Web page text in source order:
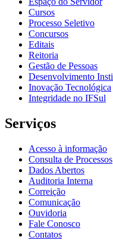
Cursos
Processo Seletivo
Concursos
Editais
Reitoria
Gestão de Pessoas
Desenvolvimento
Inovação Tecnológica
Integridade no IFSul
Serviços
Acesso à informação
Consulta de Processos
Dados Abertos
Auditoria Interna
Correição
Comunicação
Ouvidoria
Fale Conosco
Contatos